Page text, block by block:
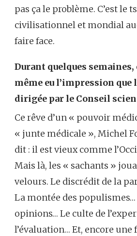
pas ça le problème. C’est le
civilisationnel et mondial
faire face.
Durant quelques semaines,
même eu l’impression que
dirigée par le Conseil
Ce rêve d’un « pouvoir
« junte médicale », Michel
dit : il est vieux comme
Mais là, les « sachants »
velours. Le discrédit de la
La montée des populismes…
opinions… Le culte de
l’évaluation… Et, encore une